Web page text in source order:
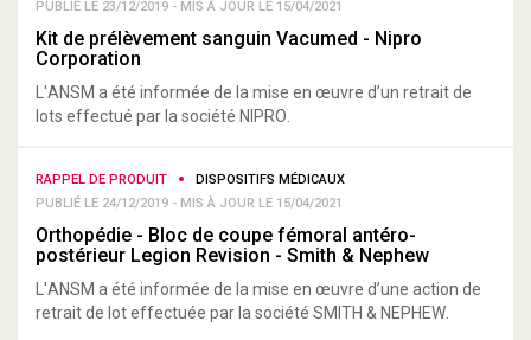
PUBLIÉ LE 23/12/2019 - MIS À JOUR LE 15/04/2021
Kit de prélèvement sanguin Vacumed - Nipro
Corporation
L'ANSM a été informée de la mise en œuvre d’un retrait de
lots effectué par la société NIPRO.
RAPPEL DE PRODUIT
DISPOSITIFS MÉDICAUX
PUBLIÉ LE 24/12/2019 - MIS À JOUR LE 15/04/2021
Orthopédie - Bloc de coupe fémoral antéro-
postérieur Legion Revision - Smith & Nephew
L'ANSM a été informée de la mise en œuvre d’une action de
retrait de lot effectuée par la société SMITH & NEPHEW.